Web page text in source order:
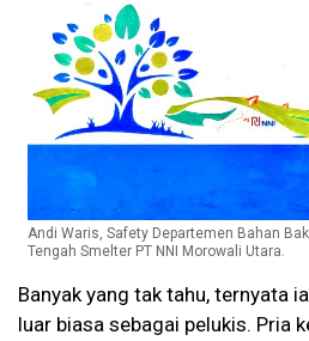
Andi Waris, Safety Departemen Bahan
Tengah Smelter PT NNI Morowali Utara.
Banyak yang tak tahu, ternyata
luar biasa sebagai pelukis. Pria